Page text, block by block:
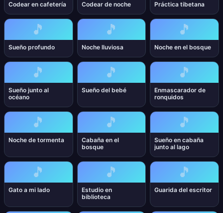
Codear en cafetería Codear de noche Práctica tibetana
🎵
Sueño profundo
🎵
Noche lluviosa
🎵
Noche en el bosque
🎵
Sueño junto al
océano
🎵
Sueño del bebé
🎵
Enmascarador de
ronquidos
🎵
Noche de tormenta
🎵
Cabaña en el
bosque
🎵
Sueño en cabaña
junto al lago
🎵
Gato a mi lado
🎵
Estudio en
biblioteca
🎵
Guarida del escritor